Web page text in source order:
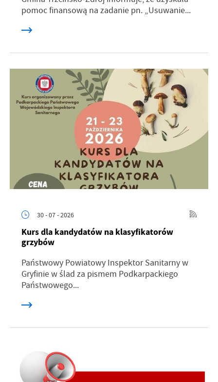
pomoc finansową na zadanie pn. „Usuwanie...
30 - 07 - 2026
Kurs dla kandydatów na klasyfikatorów
grzybów
Państwowy Powiatowy Inspektor Sanitarny w
Gryfinie w ślad za pismem Podkarpackiego
Państwowego...